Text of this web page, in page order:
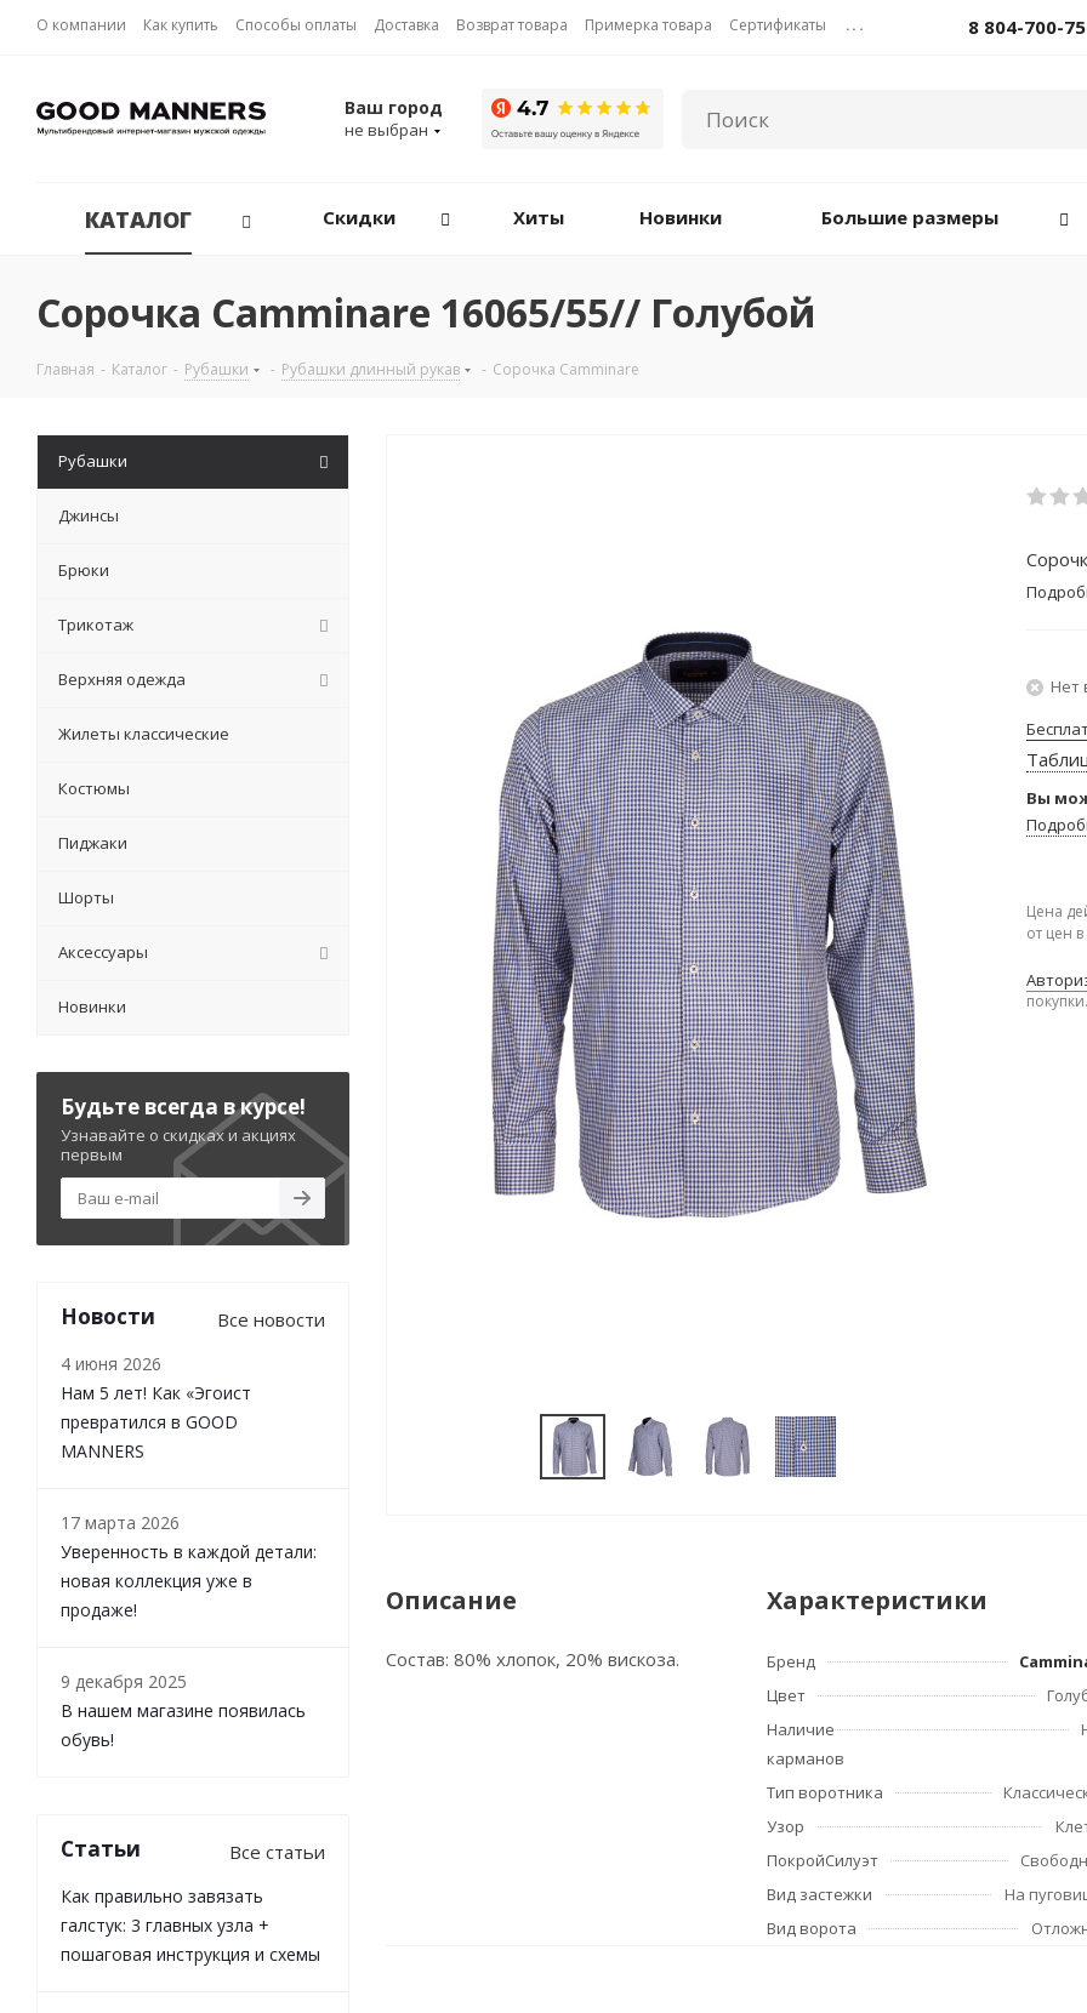
О компании Как купить Способы оплаты Доставка Возврат товара Примерка товара Сертификаты ... 8 804-700-
Ваш город
не выбран
КАТАЛОГ Скидки Хиты Новинки Большие размеры
Сорочка Camminare 16065/55// Голубой
Главная - Каталог - Рубашки - Рубашки длинный рукав - Сорочка Camminare
Нет
Вы
Цена
от цен
покупки.
Описание
Состав: 80% хлопок, 20% вискоза.
Характеристики
Бренд
Цвет
Наличие
карманов
Тип воротника
Узор
ПокройСилуэт
Вид застежки
На
Вид ворота
Рубашки
Джинсы
Брюки
Трикотаж
Верхняя одежда
Жилеты классические
Костюмы
Пиджаки
Шорты
Аксессуары
Новинки
Будьте всегда в курсе!
Узнавайте о скидках и акциях
первым
Новости Все новости
4 июня 2026
Нам 5 лет! Как «Эгоист
превратился в GOOD
MANNERS
17 марта 2026
Уверенность в каждой детали:
новая коллекция уже в
продаже!
9 декабря 2025
В нашем магазине появилась
обувь!
Статьи Все статьи
Как правильно завязать
галстук: 3 главных узла +
пошаговая инструкция и схемы